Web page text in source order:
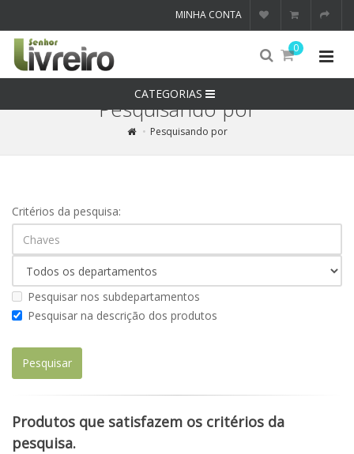
MINHA CONTA
0
CATEGORIAS
Pesquisando por
Pesquisando por
Critérios da pesquisa:
Pesquisar nos subdepartamentos
Pesquisar na descrição dos produtos
Produtos que satisfazem os critérios da
pesquisa.